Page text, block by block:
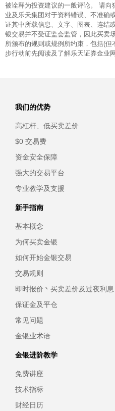
被诠释为投资建议的一般评论。 请
业及乐天集团对于资料错误、不准确
证其中所载信息、文字、图表、连结
银交易并不受证监会监管，因此买卖
所颁布的规则或规例所约束，包括(
步行动前先阅读及了解乐天证券金业
我们的优势
高杠杆、低买卖差价
$0 交易费
资金安全保障
强大的交易平台
专业教学及支援
新手指南
基本概念
为何买卖金银
如何开始金银交易
交易规则
即时报价丶买卖差价及过夜利息
保证金及平仓
常见问题
金银业术语
金银进阶教学
免费讲座
技术指标
财经日历